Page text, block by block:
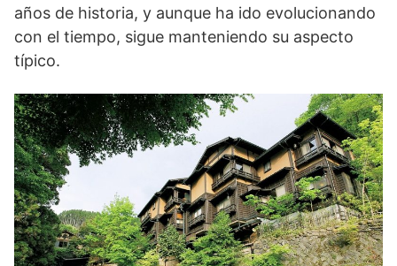
años de historia, y aunque ha ido evolucionando
con el tiempo, sigue manteniendo su aspecto
típico.